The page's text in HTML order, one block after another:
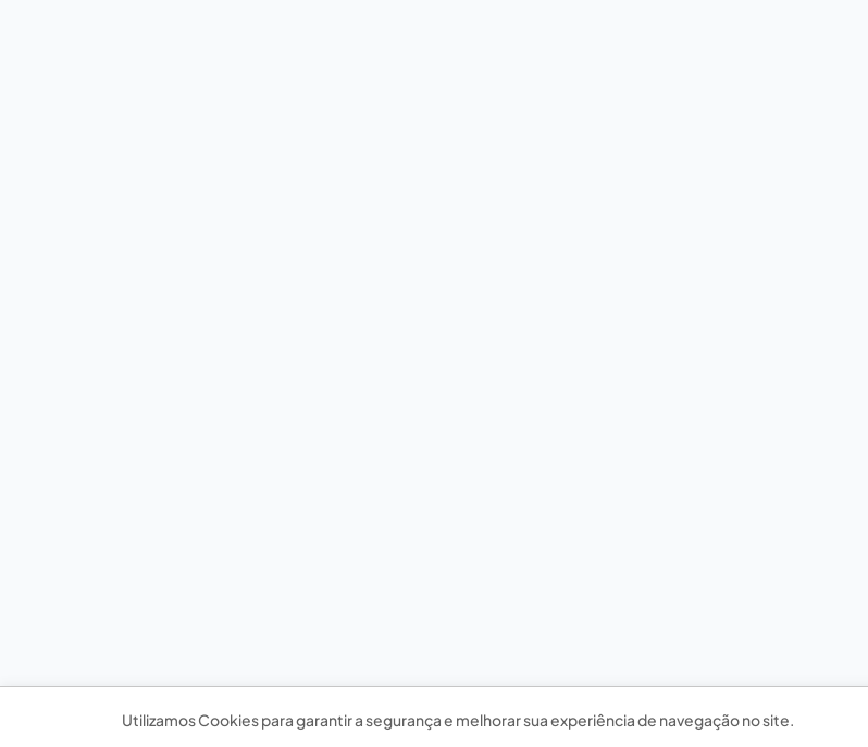
Utilizamos Cookies para garantir a segurança e melhorar sua experiência de navegação no site.